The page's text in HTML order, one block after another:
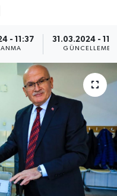
- 11:37 31.03.2024 -
GÜNCELLEME